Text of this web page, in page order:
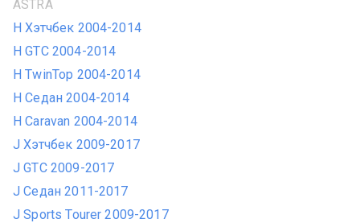
ASTRA
H Хэтчбек 2004-2014
H GTC 2004-2014
H TwinTop 2004-2014
H Седан 2004-2014
H Caravan 2004-2014
J Хэтчбек 2009-2017
J GTC 2009-2017
J Седан 2011-2017
J Sports Tourer 2009-2017